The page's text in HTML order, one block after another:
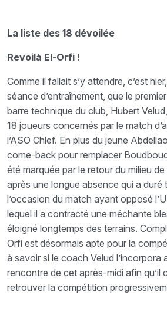
La liste des 18 dévoilée
Revoilà El-Orfi !
Comme il fallait s’y attendre, c’est
séance d’entraînement, que le
barre technique du club, Hubert
18 joueurs concernés par le match
l’ASO Chlef. En plus du jeune
come-back pour remplacer
été marquée par le retour du milieu
après une longue absence qui a duré
l’occasion du match ayant opposé
lequel il a contracté une méchante
éloigné longtemps des terrains.
Orfi est désormais apte pour la
à savoir si le coach Velud l’incorpora
rencontre de cet après-midi afin qu’il
retrouver la compétition